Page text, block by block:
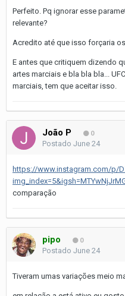
Perfeito. Pq ignorar esse
relevante?
Acredito até que isso forçaria
E antes que critiquem dizendo
artes marciais e bla bla bla...
marciais, tem que aceitar isso.
João P 0
Postado June 24
https://www.instagram.com/p/
comparação
pipo 0
Postado June 24
Tiveram umas variações meio